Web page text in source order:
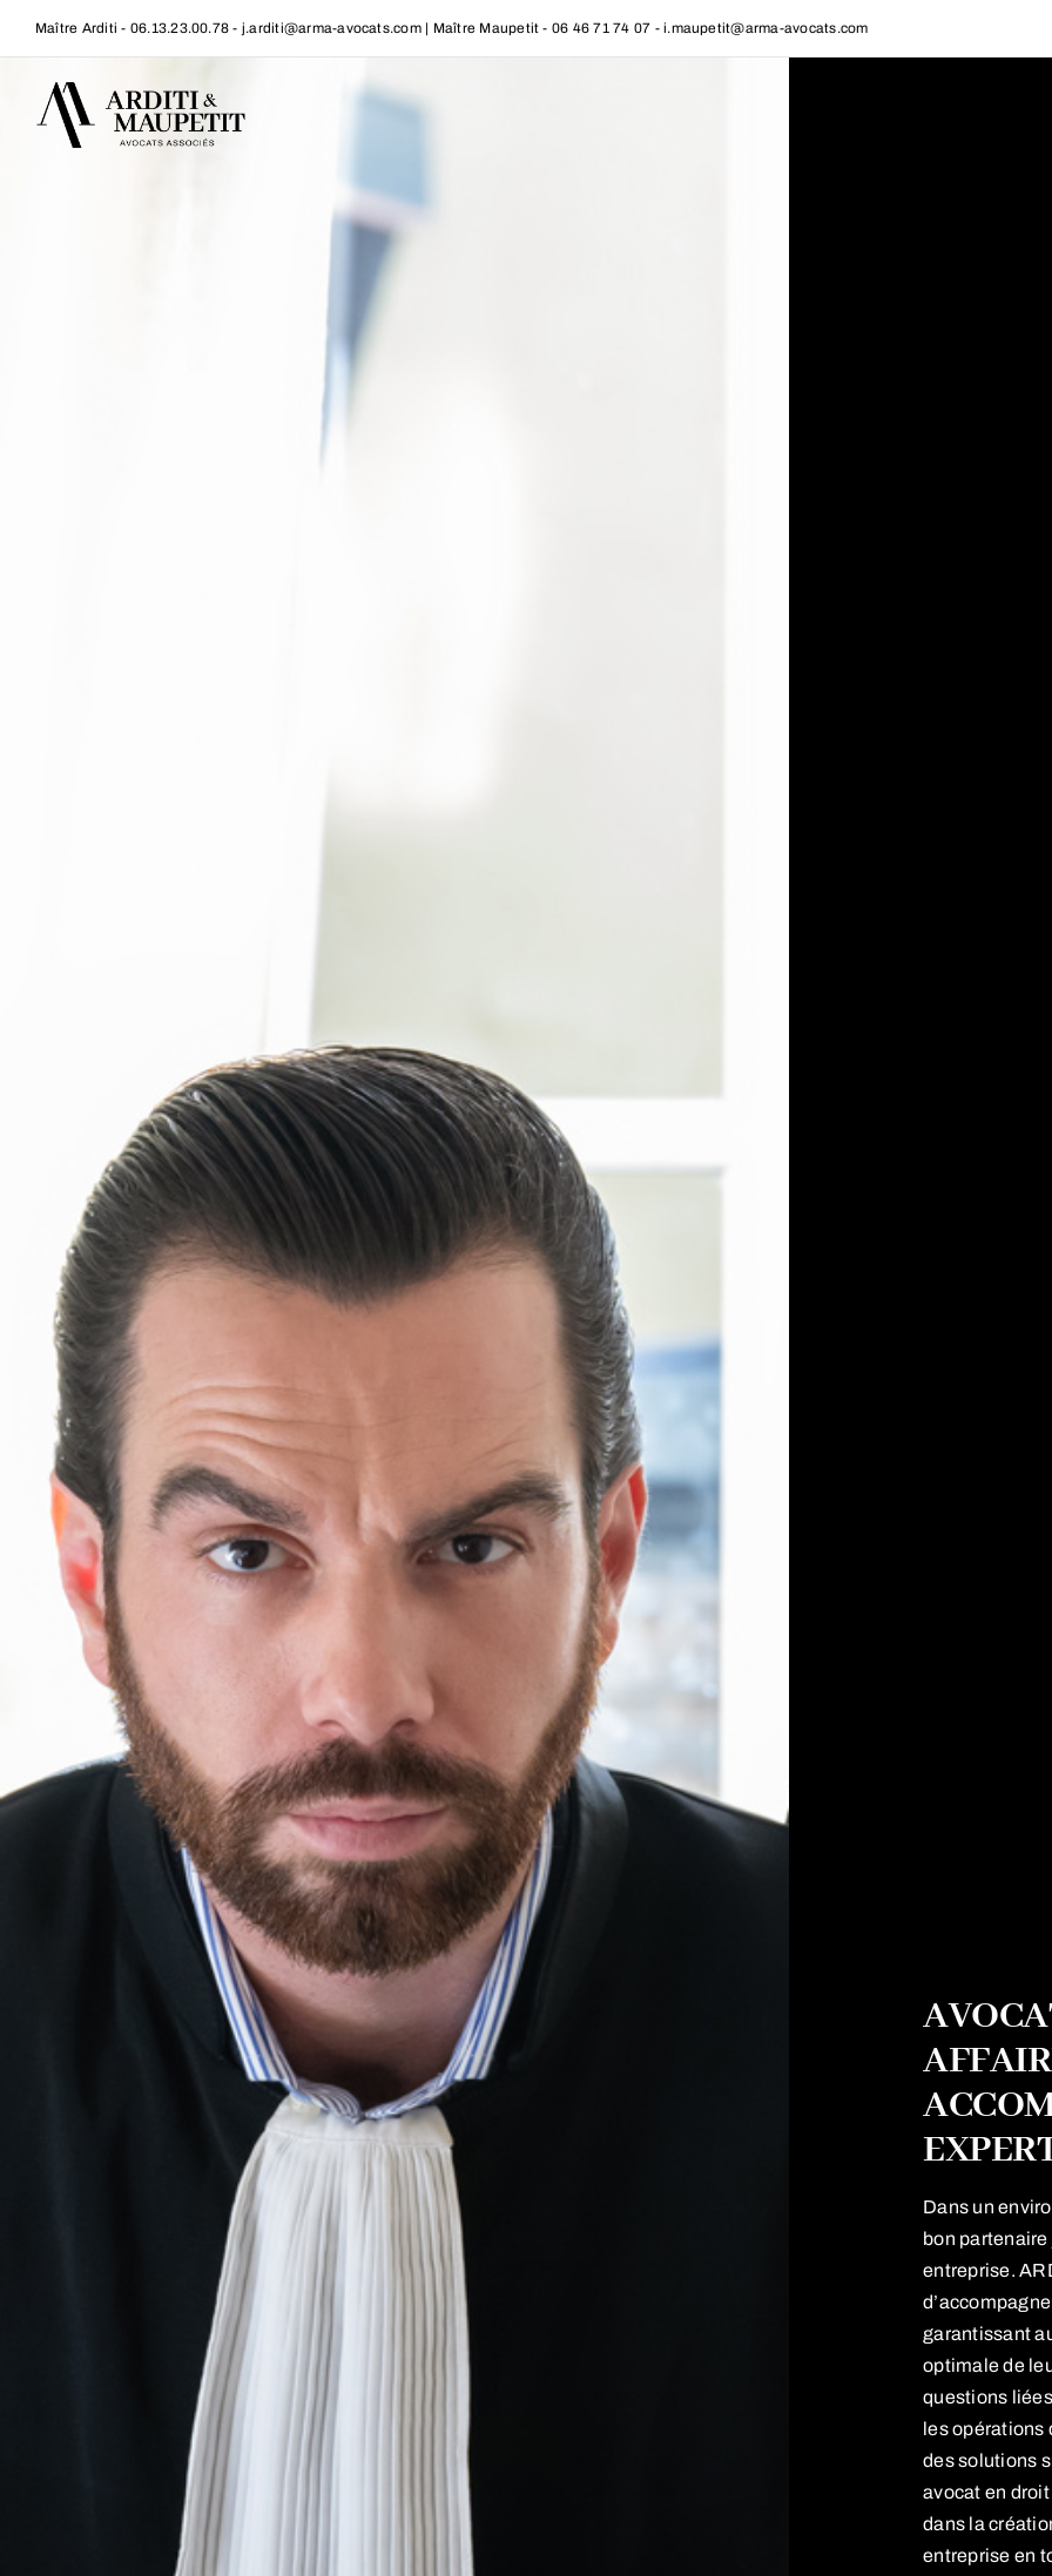
contenu
Maître Arditi - 06.13.23.00.78 - j.arditi@arma-avocats.com | Maître Maupetit - 06 46 71 74 07 - i.maupetit@arma-avocats.com
Dans un
bon
entreprise.
garantissant
optimale de
questions
les opérations
des solutions
avocat en
dans la
entreprise en